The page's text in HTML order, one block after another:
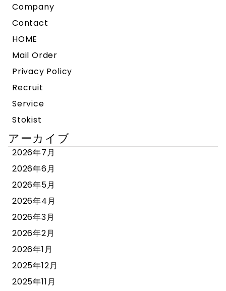
Company
Contact
HOME
Mail Order
Privacy Policy
Recruit
Service
Stokist
アーカイブ
2026年7月
2026年6月
2026年5月
2026年4月
2026年3月
2026年2月
2026年1月
2025年12月
2025年11月